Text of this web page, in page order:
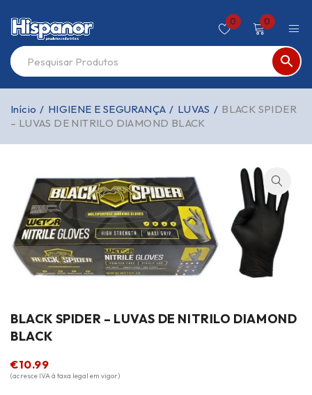
0 0
Início / HIGIENE E SEGURANÇA / LUVAS / BLACK SPIDER
– LUVAS DE NITRILO DIAMOND BLACK
BLACK SPIDER – LUVAS DE NITRILO DIAMOND
BLACK
€10.99
(acresce IVA à taxa legal em vigor)